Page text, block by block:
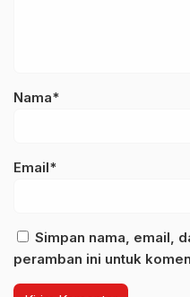
Nama*
Email*
Simpan nama, email,
peramban ini untuk